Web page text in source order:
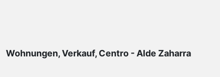
Wohnungen, Verkauf, Centro - Alde Zaharra